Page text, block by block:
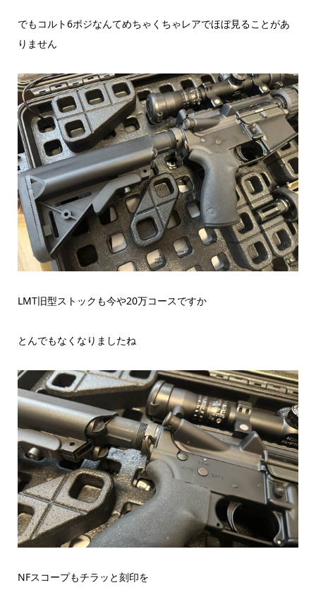
でもコルト6ポジなんてめちゃくちゃレアでほぼ見ることがあ
りません
LMT旧型ストックも今や20万コースですか
とんでもなくなりましたね
NFスコープもチラッと刻印を